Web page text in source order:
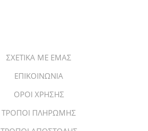
ΣΧΕΤΙΚΑ ΜΕ ΕΜΑΣ
ΕΠΙΚΟΙΝΩΝΙΑ
ΟΡΟΙ ΧΡΗΣΗΣ
ΤΡΟΠΟΙ ΠΛΗΡΩΜΗΣ